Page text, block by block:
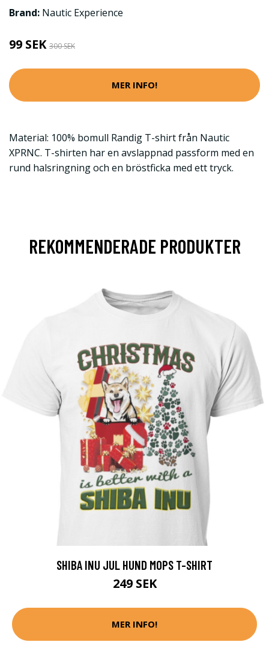
Brand: Nautic Experience
99 SEK 300 SEK
MER INFO!
Material: 100% bomull Randig T-shirt från Nautic
XPRNC. T-shirten har en avslappnad passform med en
rund halsringning och en bröstficka med ett tryck.
REKOMMENDERADE PRODUKTER
SHIBA INU JUL HUND MOPS T-SHIRT
249 SEK
MER INFO!